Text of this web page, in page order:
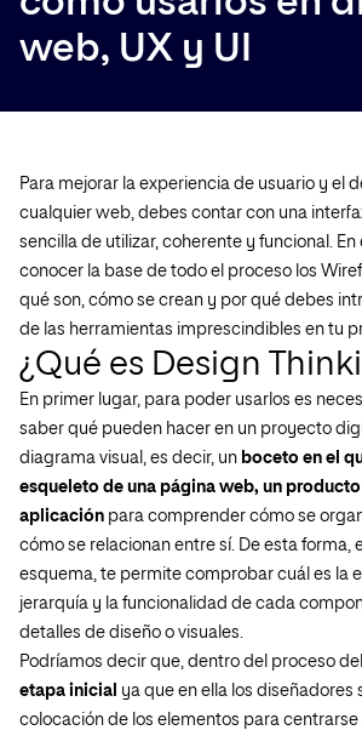
web, UX y UI
Para mejorar la experiencia de usuario y el
cualquier web, debes contar con una
sencilla de utilizar, coherente y funcional.
conocer la base de todo el proceso los
qué son, cómo se crean y por qué debes
de las herramientas imprescindibles en tu
¿Qué es Design
En primer lugar, para poder usarlos es
saber qué pueden hacer en un proyecto
diagrama visual, es decir, un boceto en el
esqueleto de una página web, un
aplicación para comprender cómo se
cómo se relacionan entre sí. De esta forma,
esquema, te permite comprobar cuál es la
jerarquía y la funcionalidad de cada
detalles de diseño o visuales.
Podríamos decir que, dentro del proceso
etapa inicial ya que en ella los diseñadores
colocación de los elementos para centrarse